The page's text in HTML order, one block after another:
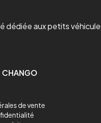
dédiée aux petits
CHANGO
de vente